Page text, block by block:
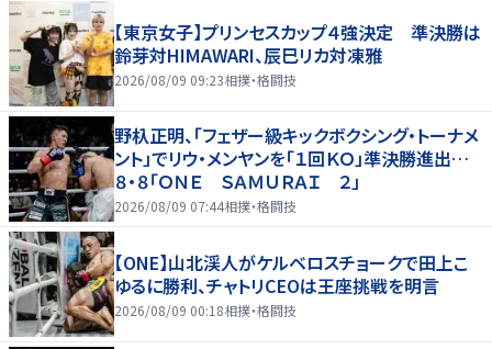
【東京女子】プリンセスカップ４強決定 準決勝は
鈴芽対HIMAWARI、辰巳リカ対凍雅
2026/08/09 09:23相撲・格闘技
野杁正明、「フェザー級キックボクシング・トーナメ
ント」でリウ・メンヤンを「１回ＫＯ」準決勝進出…
８・８「ＯＮＥ ＳＡＭＵＲＡＩ ２」
2026/08/09 07:44相撲・格闘技
【ONE】山北渓人がケルベロスチョークで田上こ
ゆるに勝利、チャトリCEOは王座挑戦を明言
2026/08/09 00:18相撲・格闘技